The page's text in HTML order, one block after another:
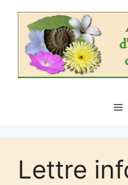
contenu
Lettre